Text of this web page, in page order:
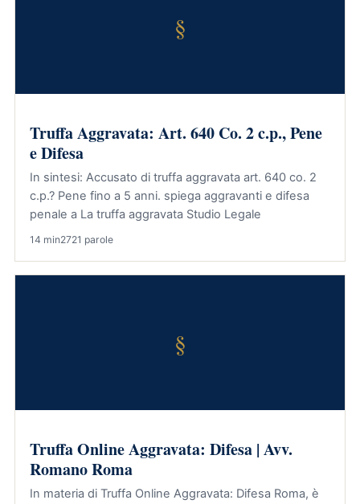
§
Truffa Aggravata: Art. 640 Co. 2 c.p., Pene
e Difesa
In sintesi: Accusato di truffa aggravata art. 640 co. 2
c.p.? Pene fino a 5 anni. spiega aggravanti e difesa
penale a La truffa aggravata Studio Legale
14 min2721 parole
§
Truffa Online Aggravata: Difesa | Avv.
Romano Roma
In materia di Truffa Online Aggravata: Difesa Roma, è